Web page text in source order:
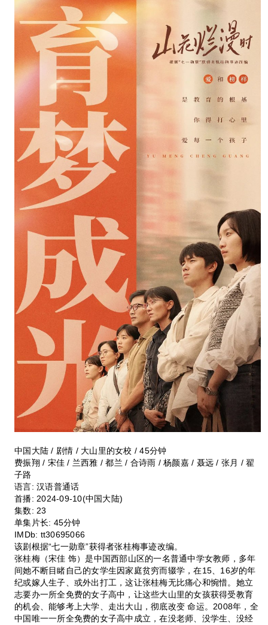
中国大陆 / 剧情 / 大山里的女校 / 45分钟
费振翔 / 宋佳 / 兰西雅 / 都兰 / 合诗雨 / 杨颜嘉 / 聂远 / 张月 / 翟
子路
语言:汉语普通话
首播:2024-09-10(中国大陆)
集数:23
单集片长: 45分钟
IMDb: tt30695066
该剧根据“七一勋章”获得者张桂梅事迹改编。
张桂梅（宋佳 饰）是中国西部山区的一名普通中学女教师，多年
间她不断目睹自己的女学生因家庭贫穷而辍学，在15、16岁的年
纪或嫁人生子、或外出打工，这让张桂梅无比痛心和惋惜。她立
志要办一所全免费的女子高中，让这些大山里的女孩获得受教育
的机会、能够考上大学、走出大山，彻底改变 命运。2008年，全
中国唯一一所全免费的女子高中成立，在没老师、没学生、没经